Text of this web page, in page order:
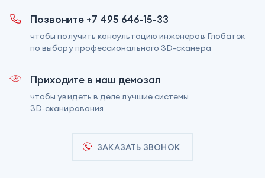
Позвоните +7 495 646-15-33
чтобы получить консультацию инженеров Глобатэк
по выбору профессионального 3D-сканера
Приходите в наш демозал
чтобы увидеть в деле лучшие системы
3D‑сканирования
ЗАКАЗАТЬ ЗВОНОК